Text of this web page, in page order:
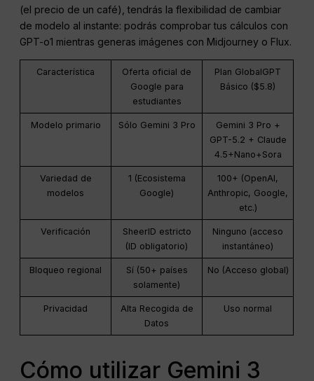
(el precio de un café), tendrás la flexibilidad de cambiar
de modelo al instante: podrás comprobar tus cálculos con
GPT-o1 mientras generas imágenes con Midjourney o Flux.
Característica
Oferta oficial de
Google para
estudiantes
Plan GlobalGPT
Básico ($5.8)
Modelo primario Sólo Gemini 3 Pro
Gemini 3 Pro +
GPT-5.2 + Claude
4.5+Nano+Sora
Variedad de
modelos
1 (Ecosistema
Google)
100+ (OpenAI,
Anthropic, Google,
etc.)
Verificación
SheerID estricto
(ID obligatorio)
Ninguno (acceso
instantáneo)
Bloqueo regional
Sí (50+ países
solamente)
No (Acceso global)
Privacidad
Alta Recogida de
Datos
Uso normal
Cómo utilizar Gemini 3